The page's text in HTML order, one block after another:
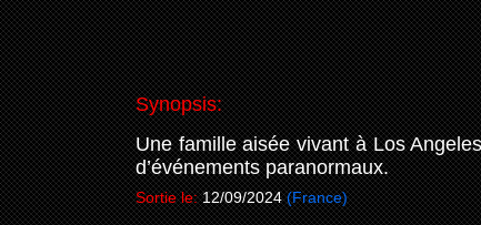
Synopsis:
Une famille aisée vivant à Los
d’événements paranormaux.
Sortie le: 12/09/2024 (France)